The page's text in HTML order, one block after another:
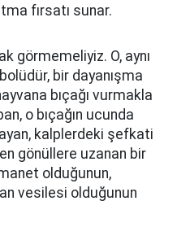
fırsatı sunar.
görmemeliyiz. O, aynı
bir dayanışma
bıçağı vurmakla
o bıçağın ucunda
kalplerdeki şefkati
gönüllere uzanan bir
olduğunun,
vesilesi olduğunun